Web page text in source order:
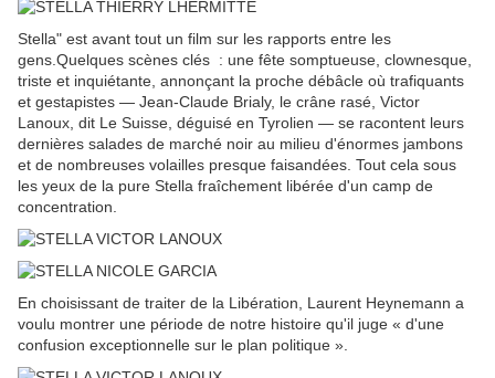
Stella" est avant tout un film sur les rapports entre les
gens.Quelques scènes clés : une fête somptueuse, clownesque,
triste et inquiétante, annonçant la proche débâcle où trafiquants
et gestapistes — Jean-Claude Brialy, le crâne rasé, Victor
Lanoux, dit Le Suisse, déguisé en Tyrolien — se racontent leurs
dernières salades de marché noir au milieu d'énormes jambons
et de nombreuses volailles presque faisandées. Tout cela sous
les yeux de la pure Stella fraîchement libérée d'un camp de
concentration.
En choisissant de traiter de la Libération, Laurent Heynemann a
voulu montrer une période de notre histoire qu'il juge « d'une
confusion exceptionnelle sur le plan politique ».